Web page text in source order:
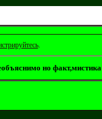
.
но факт,мистика